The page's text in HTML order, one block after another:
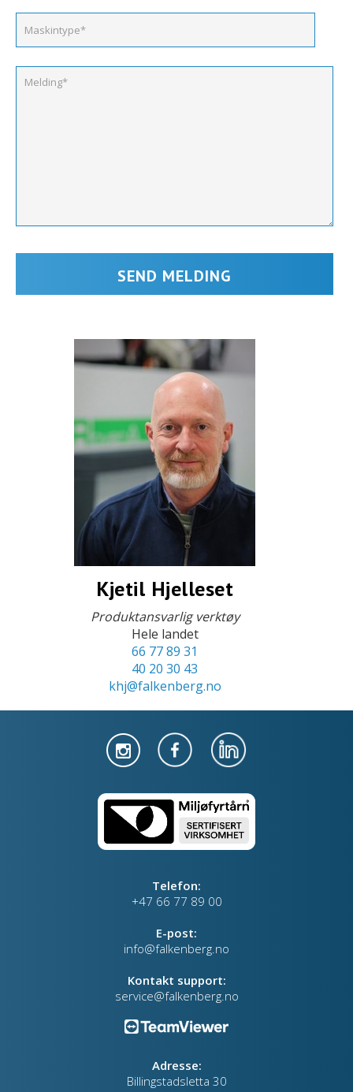
Kjetil Hjelleset
Produktansvarlig verktøy
Hele landet
66 77 89 31
40 20 30 43
khj@falkenberg.no
Telefon:
+47 66 77 89 00
E-post:
info@falkenberg.no
Kontakt support:
service@falkenberg.no
Adresse:
Billingstadsletta 30